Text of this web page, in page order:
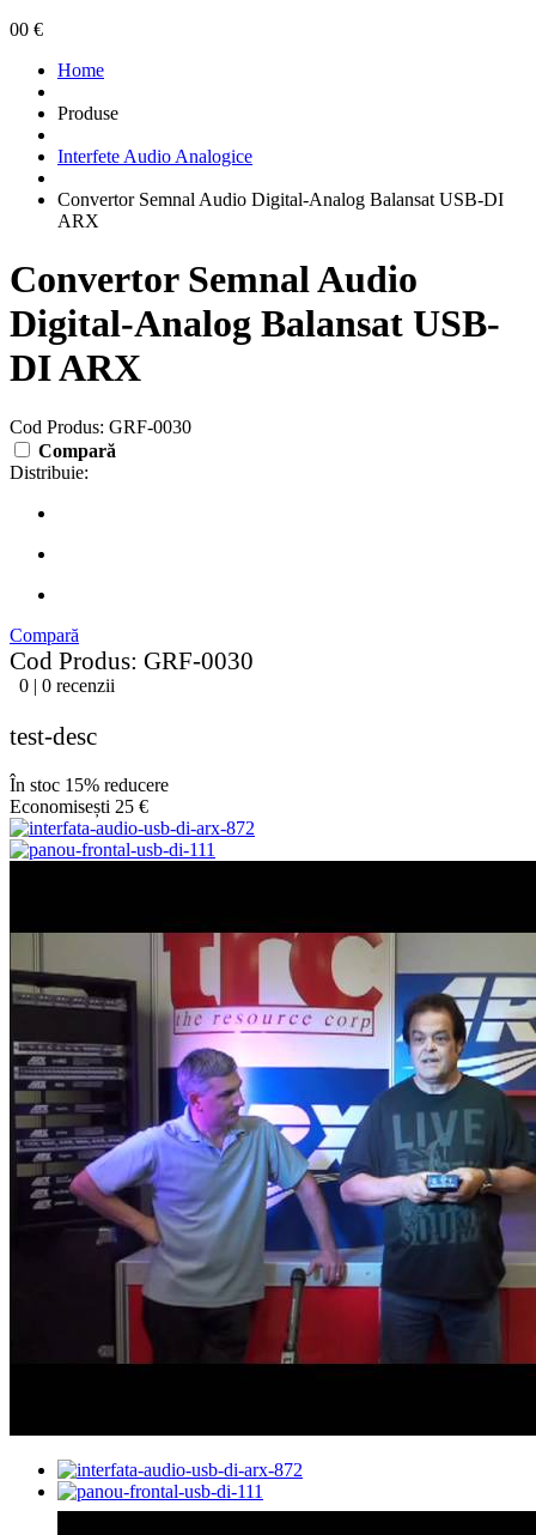
00 €
Home
Produse
Interfete Audio Analogice
Convertor Semnal Audio Digital-Analog Balansat USB-DI
ARX
Convertor Semnal Audio
Digital-Analog Balansat USB-
DI ARX
Cod Produs: GRF-0030
Compară
Distribuie:
Compară
Cod Produs: GRF-0030
0 | 0 recenzii
test-desc
În stoc 15% reducere
Economisești 25 €